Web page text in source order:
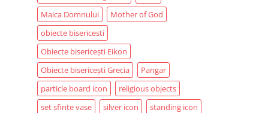
Maica Domnului
Mother of God
obiecte bisericesti
Obiecte bisericești Eikon
Obiecte bisericești Grecia
Pangar
particle board icon
religious objects
set sfinte vase
silver icon
standing icon